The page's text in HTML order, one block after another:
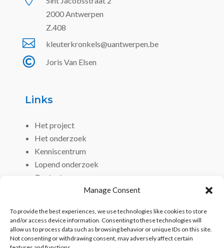
Manage Consent
To provide the best experiences, we use technologies like cookies to store
and/or access device information. Consenting to these technologies will
allow us to process data such as browsing behavior or unique IDs on this site.
Not consenting or withdrawing consent, may adversely affect certain
2000 Antwerpen
Z.408
 kleuterkronkels@uantwerpen.be
 Joris Van Elsen
Links
Het project
Het onderzoek
Kenniscentrum
Lopend onderzoek
Contact